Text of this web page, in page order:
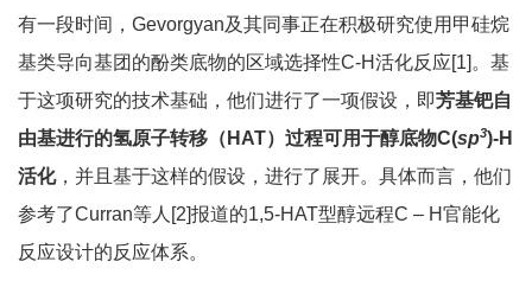
有一段时间，Gevorgyan及其同事正在积极研究使用甲硅烷
基类导向基团的酚类底物的区域选择性C-H活化反应[1]。基
于这项研究的技术基础，他们进行了一项假设，即芳基钯自
由基进行的氢原子转移（HAT）过程可用于醇底物C(sp3)-H
活化，并且基于这样的假设，进行了展开。具体而言，他们
参考了Curran等人[2]报道的1,5-HAT型醇远程C – H官能化
反应设计的反应体系。